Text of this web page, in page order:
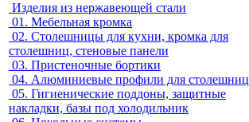
Изделия из нержавеющей стали
01. Мебельная кромка
02. Столешницы для кухни, кромка для
столешниц, стеновые панели
03. Пристеночные бортики
04. Алюминиевые профили для столешниц
05. Гигиенические поддоны, защитные
накладки, базы под холодильник